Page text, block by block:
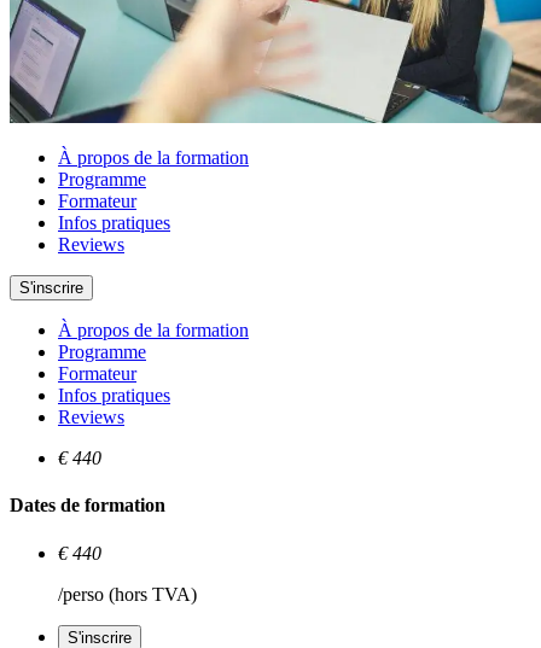
À propos de la formation
Programme
Formateur
Infos pratiques
Reviews
S'inscrire
À propos de la formation
Programme
Formateur
Infos pratiques
Reviews
€ 440
Dates de formation
€ 440
/perso (hors TVA)
S'inscrire